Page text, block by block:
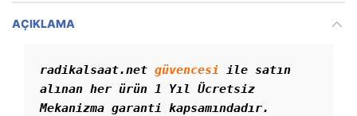
AÇIKLAMA
radikalsaat.net güvencesi ile satın
alınan her ürün 1 Yıl Ücretsiz
Mekanizma garanti kapsamındadır.